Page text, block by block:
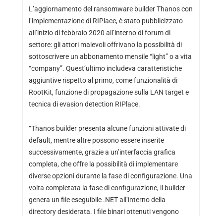
L’aggiornamento del ransomware builder Thanos con
l’implementazione di RIPlace, è stato pubblicizzato
all’inizio di febbraio 2020 all’interno di forum di
settore: gli attori malevoli offrivano la possibilità di
sottoscrivere un abbonamento mensile “light” o a vita
“company”. Quest’ultimo includeva caratteristiche
aggiuntive rispetto al primo, come funzionalità di
RootKit, funzione di propagazione sulla LAN target e
tecnica di evasion detection RIPlace.
“Thanos builder presenta alcune funzioni attivate di
default, mentre altre possono essere inserite
successivamente, grazie a un’interfaccia grafica
completa, che offre la possibilità di implementare
diverse opzioni durante la fase di configurazione. Una
volta completata la fase di configurazione, il builder
genera un file eseguibile .NET all’interno della
directory desiderata. I file binari ottenuti vengono